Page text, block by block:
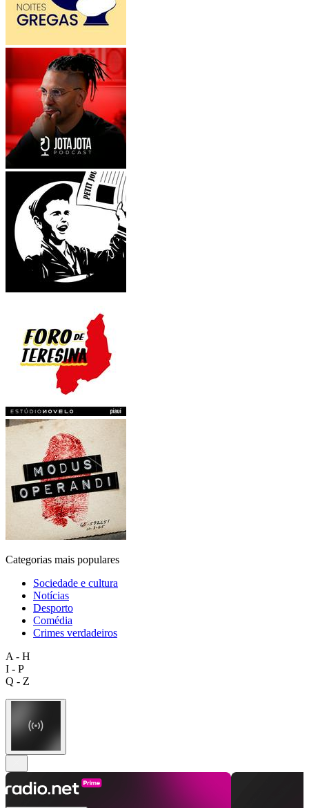
Categorias mais populares
Sociedade e cultura
Notícias
Desporto
Comédia
Crimes verdadeiros
A - H
I - P
Q - Z